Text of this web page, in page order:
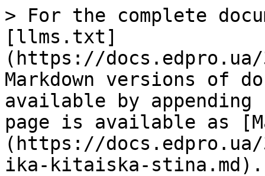
> For the complete
[llms.txt]
(https://
Markdown versions of
available by
page is available as
(https://
ika-kitaiska-stina.md).